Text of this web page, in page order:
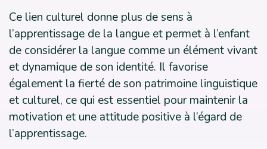
Ce lien culturel donne plus de sens à
l’apprentissage de la langue et permet à l’enfant
de considérer la langue comme un élément vivant
et dynamique de son identité. Il favorise
également la fierté de son patrimoine linguistique
et culturel, ce qui est essentiel pour maintenir la
motivation et une attitude positive à l’égard de
l’apprentissage.